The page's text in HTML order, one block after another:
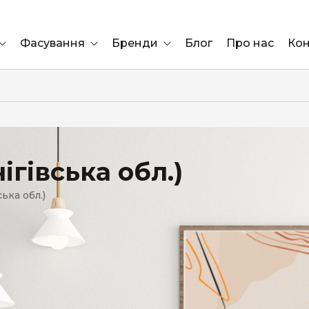
Фасування Бренди
Marshall
Блог Про нас
обл.)
обл.)